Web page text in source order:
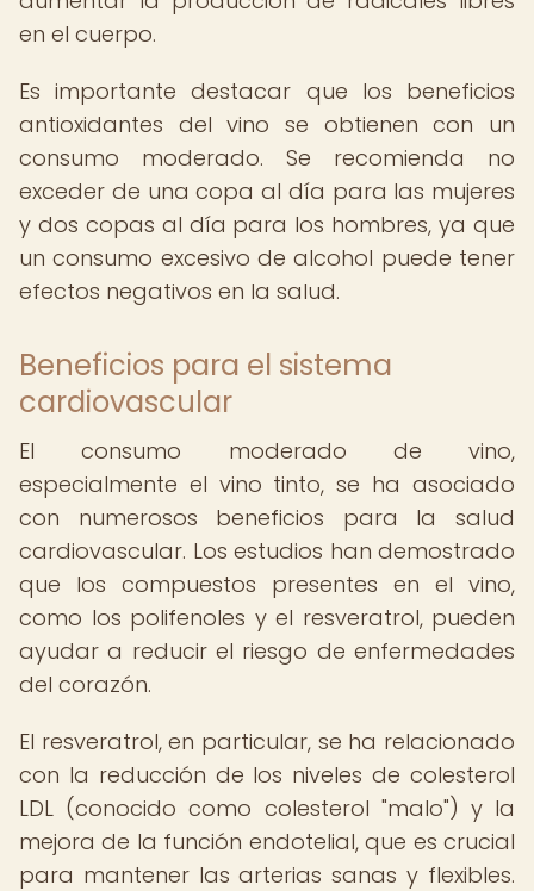
en el cuerpo.
Es importante destacar que los beneficios
antioxidantes del vino se obtienen con un
consumo moderado. Se recomienda no
exceder de una copa al día para las mujeres
y dos copas al día para los hombres, ya que
un consumo excesivo de alcohol puede tener
efectos negativos en la salud.
Beneficios para el sistema
cardiovascular
El consumo moderado de vino,
especialmente el vino tinto, se ha asociado
con numerosos beneficios para la salud
cardiovascular. Los estudios han demostrado
que los compuestos presentes en el vino,
como los polifenoles y el resveratrol, pueden
ayudar a reducir el riesgo de enfermedades
del corazón.
El resveratrol, en particular, se ha relacionado
con la reducción de los niveles de colesterol
LDL (conocido como colesterol "malo") y la
mejora de la función endotelial, que es crucial
para mantener las arterias sanas y flexibles.